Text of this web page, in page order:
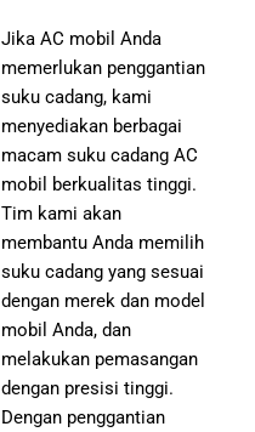
Jika AC mobil Anda
memerlukan penggantian
suku cadang, kami
menyediakan berbagai
macam suku cadang AC
mobil berkualitas tinggi.
Tim kami akan
membantu Anda memilih
suku cadang yang sesuai
dengan merek dan model
mobil Anda, dan
melakukan pemasangan
dengan presisi tinggi.
Dengan penggantian